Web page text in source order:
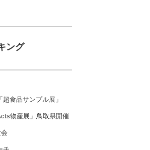
ング
食品サンプル展」
物産展」鳥取県開催